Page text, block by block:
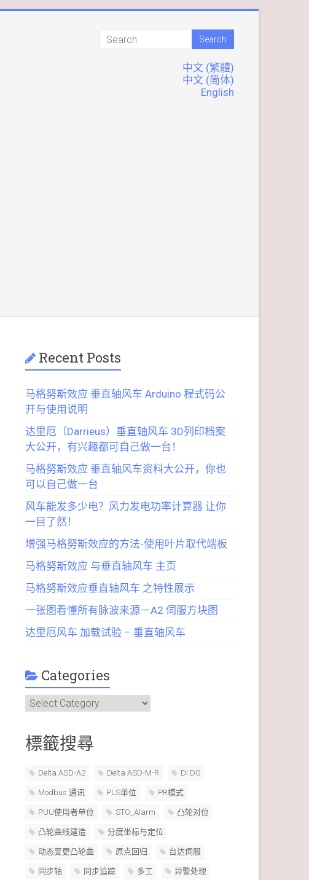
中文 (繁體)
中文 (简体)
English
Recent Posts
马格努斯效应 垂直轴风车 Arduino 程式码公
开与使用说明
达里厄（Darrieus）垂直轴风车 3D列印档案
大公开，有兴趣都可自己做一台！
马格努斯效应 垂直轴风车资料大公开，你也
可以自己做一台
风车能发多少电？风力发电功率计算器 让你
一目了然！
增强马格努斯效应的方法-使用叶片取代端板
马格努斯效应 与垂直轴风车 主页
马格努斯效应垂直轴风车 之特性展示
一张图看懂所有脉波来源－A2 伺服方块图
达里厄风车 加载试验 – 垂直轴风车
Categories
Categories
標籤搜尋
Delta ASD-A2 Delta ASD-M-R DI DO
Modbus 通讯 PLS单位 PR模式
PUU使用者单位 STO_Alarm 凸轮对位
凸轮曲线建造 分度坐标与定位
动态变更凸轮曲 原点回归 台达伺服
同步轴 同步追踪 多工 异警处理